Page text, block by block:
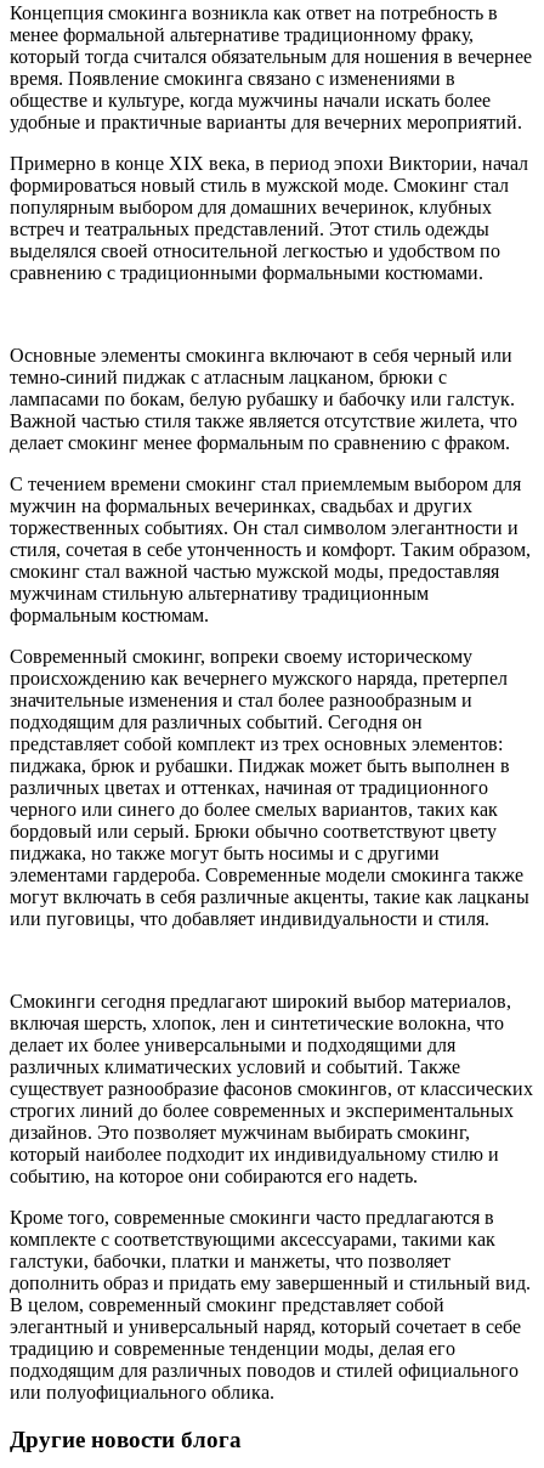
Концепция смокинга возникла как ответ на потребность в
менее формальной альтернативе традиционному фраку,
который тогда считался обязательным для ношения в вечернее
время. Появление смокинга связано с изменениями в
обществе и культуре, когда мужчины начали искать более
удобные и практичные варианты для вечерних мероприятий.
Примерно в конце XIX века, в период эпохи Виктории, начал
формироваться новый стиль в мужской моде. Смокинг стал
популярным выбором для домашних вечеринок, клубных
встреч и театральных представлений. Этот стиль одежды
выделялся своей относительной легкостью и удобством по
сравнению с традиционными формальными костюмами.
Основные элементы смокинга включают в себя черный или
темно-синий пиджак с атласным лацканом, брюки с
лампасами по бокам, белую рубашку и бабочку или галстук.
Важной частью стиля также является отсутствие жилета, что
делает смокинг менее формальным по сравнению с фраком.
С течением времени смокинг стал приемлемым выбором для
мужчин на формальных вечеринках, свадьбах и других
торжественных событиях. Он стал символом элегантности и
стиля, сочетая в себе утонченность и комфорт. Таким образом,
смокинг стал важной частью мужской моды, предоставляя
мужчинам стильную альтернативу традиционным
формальным костюмам.
Современный смокинг, вопреки своему историческому
происхождению как вечернего мужского наряда, претерпел
значительные изменения и стал более разнообразным и
подходящим для различных событий. Сегодня он
представляет собой комплект из трех основных элементов:
пиджака, брюк и рубашки. Пиджак может быть выполнен в
различных цветах и оттенках, начиная от традиционного
черного или синего до более смелых вариантов, таких как
бордовый или серый. Брюки обычно соответствуют цвету
пиджака, но также могут быть носимы и с другими
элементами гардероба. Современные модели смокинга также
могут включать в себя различные акценты, такие как лацканы
или пуговицы, что добавляет индивидуальности и стиля.
Смокинги сегодня предлагают широкий выбор материалов,
включая шерсть, хлопок, лен и синтетические волокна, что
делает их более универсальными и подходящими для
различных климатических условий и событий. Также
существует разнообразие фасонов смокингов, от классических
строгих линий до более современных и экспериментальных
дизайнов. Это позволяет мужчинам выбирать смокинг,
который наиболее подходит их индивидуальному стилю и
событию, на которое они собираются его надеть.
Кроме того, современные смокинги часто предлагаются в
комплекте с соответствующими аксессуарами, такими как
галстуки, бабочки, платки и манжеты, что позволяет
дополнить образ и придать ему завершенный и стильный вид.
В целом, современный смокинг представляет собой
элегантный и универсальный наряд, который сочетает в себе
традицию и современные тенденции моды, делая его
подходящим для различных поводов и стилей официального
или полуофициального облика.
Другие новости блога